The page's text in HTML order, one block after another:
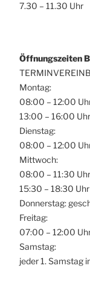
7.30 – 11.30 Uhr
Öffnungszeiten
Montag:
08:00 – 12:00
13:00 – 16:00 Uhr
Dienstag:
08:00 – 12:00
Mittwoch:
08:00 – 11:30 Uhr
15:30 – 18:30 Uhr
Donnerstag:
Freitag:
07:00 – 12:00
Samstag:
jeder 1. Samstag